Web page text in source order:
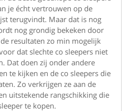
je écht vertrouwen op de
terugvindt. Maar dat is nog
nog grondig bekeken door
resultaten zo min mogelijk
dat slechte co sleepers niet
Dat doen zij onder andere
te kijken en de co sleepers die
Zo verkrijgen ze aan de
uitstekende rangschikking die
te kopen.